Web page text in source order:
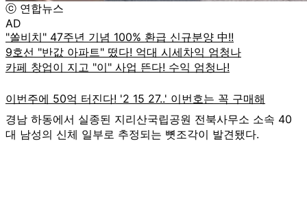
ⓒ 연합뉴스
AD
경남 하동에서 실종된 지리산국립공원 전북사무소 소속 40
대 남성의 신체 일부로 추정되는 뼛조각이 발견됐다.